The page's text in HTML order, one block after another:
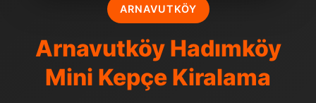
ARNAVUTKÖY
Arnavutköy Hadımköy
Mini Kepçe Kiralama